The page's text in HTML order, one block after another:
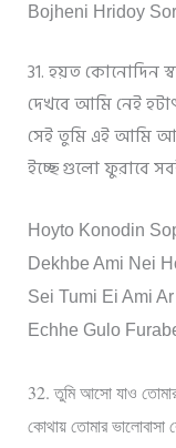
Bojheni Hridoy
31. হয়ত কোনোদিন
দেখবে আমি নেই
সেই তুমি এই আমি
ইচ্ছে গুলো ফুরাবে
Hoyto Konodin
Dekhbe Ami Nei
Sei Tumi Ei Ami
Echhe Gulo
32. তুমি আসো যাও তোমার
কোথায় তোমার ভালোবাসা